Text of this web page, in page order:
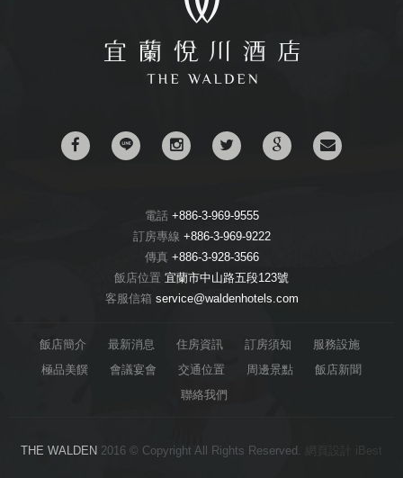
電話 +886-3-969-9555
訂房專線 +886-3-969-9222
傳真 +886-3-928-3566
飯店位置 宜蘭市中山路五段123號
客服信箱 service@waldenhotels.com
飯店簡介 最新消息 住房資訊 訂房須知
服務設施
極品美饌
會議宴會 交通位置 周邊景點
飯店新聞
聯絡我們
THE WALDEN 2016 © Copyright All Rights Reserved. iBest